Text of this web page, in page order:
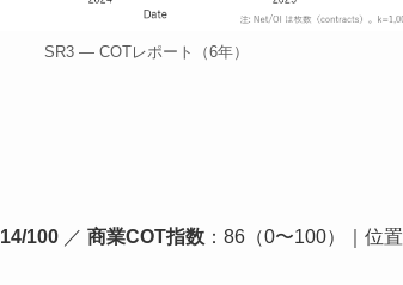
SR3 — COTレポート（6年）
14/100 ／ 商業COT指数 ：86（0〜100）｜位置